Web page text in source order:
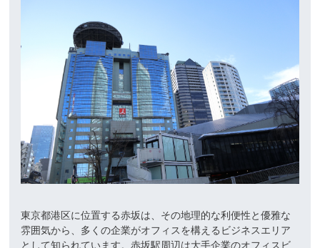
東京都港区に位置する赤坂は、その地理的な利便性と優雅な
雰囲気から、多くの企業がオフィスを構えるビジネスエリア
として知られています。赤坂駅周辺は大手企業のオフィスビ